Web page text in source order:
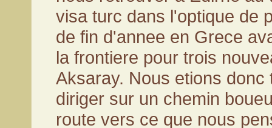
visa turc dans l'optique de
de fin d'annee en Grece
la frontiere pour trois
Aksaray. Nous etions donc
diriger sur un chemin
route vers ce que nous